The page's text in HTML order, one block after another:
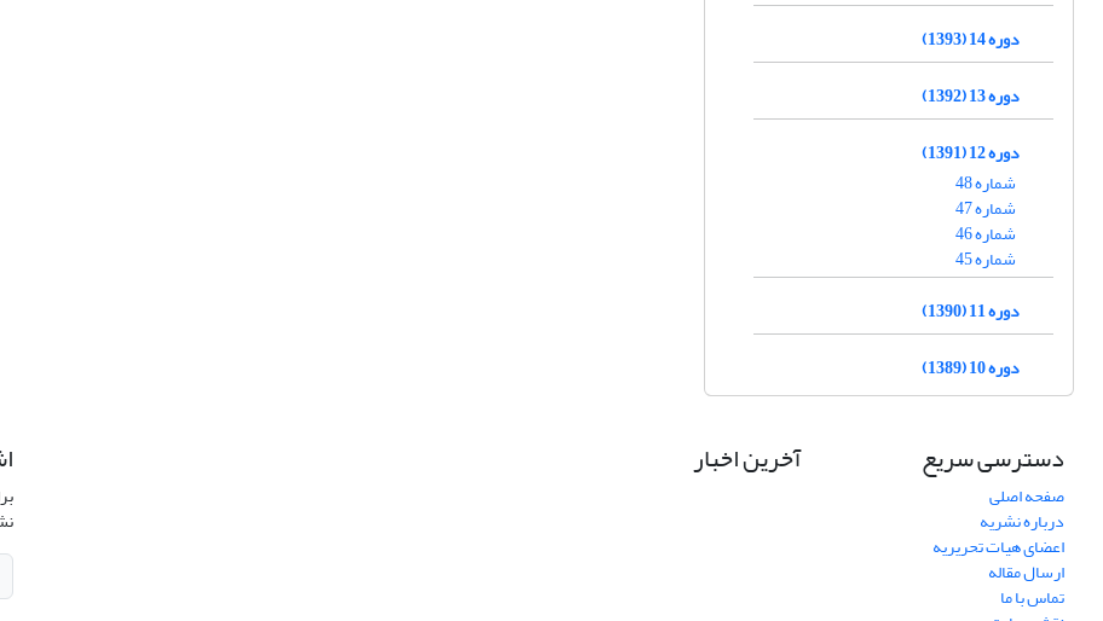
دوره 14 (1393)
دوره 13 (1392)
دوره 12 (1391)
شماره 48
شماره 47
شماره 46
شماره 45
دوره 11 (1390)
دوره 10 (1389)
دسترسی سریع
صفحه اصلی
درباره نشریه
اعضای هیات تحریریه
ارسال مقاله
تماس با ما
آخرین اخبار